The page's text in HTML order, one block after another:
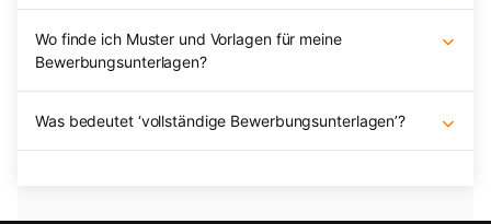
Wo finde ich Muster und Vorlagen für meine
Bewerbungsunterlagen?
Was bedeutet ‘vollständige Bewerbungsunterlagen’?